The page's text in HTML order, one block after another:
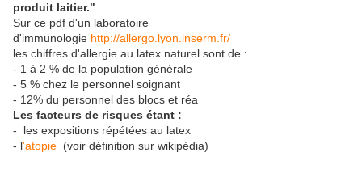
produit laitier."
Sur ce pdf d'un laboratoire
d'immunologie http://allergo.lyon.inserm.fr/
les chiffres d'allergie au latex naturel sont de :
- 1 à 2 % de la population générale
- 5 % chez le personnel soignant
- 12% du personnel des blocs et réa
Les facteurs de risques étant :
- les expositions répétées au latex
- l'atopie (voir définition sur wikipédia)